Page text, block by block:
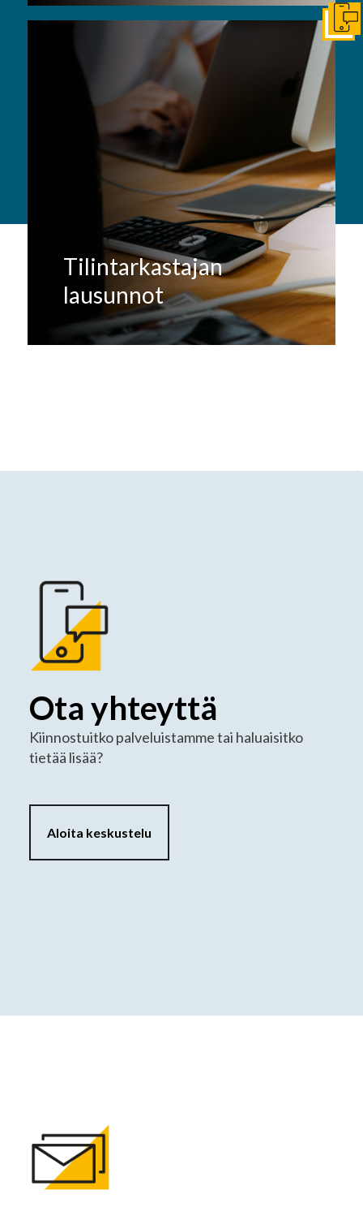
Tilintarkastajan
lausunnot
Ota yhteyttä
Kiinnostuitko palveluistamme tai haluaisitko
tietää lisää?
Aloita keskustelu
Ota